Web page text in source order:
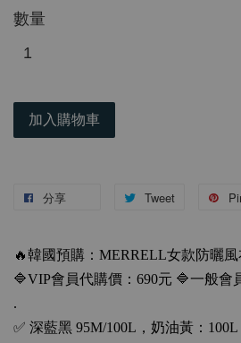
數量
加入購物車
分享 Tweet
🔥韓國預購：MERRELL女款防曬風
🔷VIP會員代購價：690元 🔷一般會
.
✅ 深藍黑 95M/100L，奶油黃：100L